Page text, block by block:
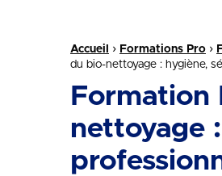
Fil d'Ariane :
Accueil › Formations Pro ›
du bio-nettoyage : hygiène,
Formation
nettoyage